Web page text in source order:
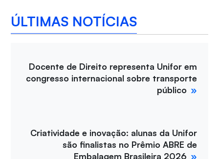
ÚLTIMAS NOTÍCIAS
Docente de Direito representa Unifor em
congresso internacional sobre transporte
público
Criatividade e inovação: alunas da Unifor
são finalistas no Prêmio ABRE de
Embalagem Brasileira 2026